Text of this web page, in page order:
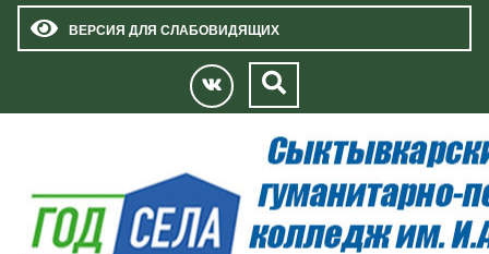
ВЕРСИЯ ДЛЯ СЛАБОВИДЯЩИХ